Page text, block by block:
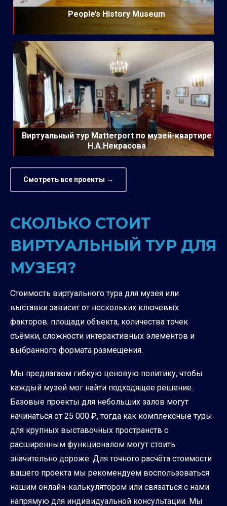
People’s History Museum
Виртуальный тур Matterport по музей-квартире
Н.А.Некрасова
Смотреть все проекты →
СКОЛЬКО СТОИТ
ВИРТУАЛЬНЫЙ ТУР ДЛЯ
МУЗЕЯ?
Стоимость виртуального тура для музея или
выставки зависит от нескольких ключевых
факторов: площади объекта, количества точек
съёмки, сложности интерактивных элементов и
выбранного формата размещения.
Мы предлагаем гибкую ценовую политику, чтобы
каждый музей мог найти подходящее решение.
Базовые проекты для небольших залов могут
начинаться от 25 000 ₽, тогда как комплексные туры
для крупных выставочных пространств с
расширенным функционалом могут стоить
значительно дороже. Для точного расчёта стоимости
вашего проекта мы рекомендуем воспользоваться
нашим онлайн-калькулятором или связаться с нами
напрямую для индивидуальной консультации. Мы